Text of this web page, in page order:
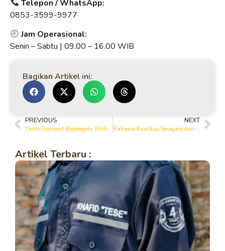
Telepon / WhatsApp:
0853-3599-9977
Jam Operasional:
Senin – Sabtu | 09.00 – 16.00 WIB
Bagikan Artikel ini:
PREVIOUS
Yanto Garment Bojonegoro, Pilihan Tepat untuk Konveksi Seragam Berkualitas
NEXT
Rahasia Kualitas Seragam dari Yanto Garment Bojonegoro
Artikel Terbaru :